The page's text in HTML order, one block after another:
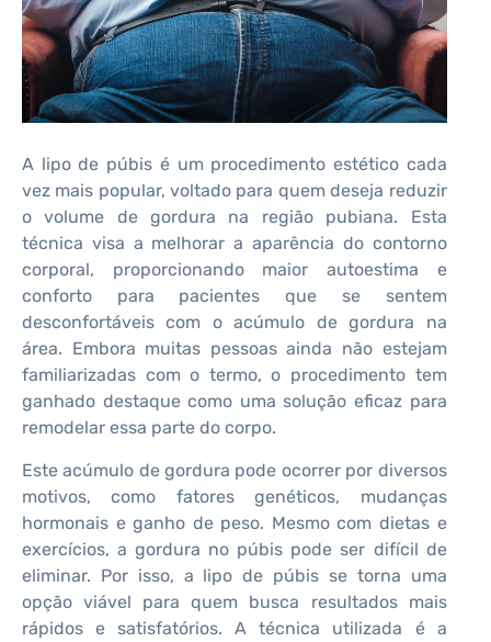
A lipo de púbis é um procedimento estético cada
vez mais popular, voltado para quem deseja reduzir
o volume de gordura na região pubiana. Esta
técnica visa a melhorar a aparência do contorno
corporal, proporcionando maior autoestima e
conforto para pacientes que se sentem
desconfortáveis com o acúmulo de gordura na
área. Embora muitas pessoas ainda não estejam
familiarizadas com o termo, o procedimento tem
ganhado destaque como uma solução eficaz para
remodelar essa parte do corpo.
Este acúmulo de gordura pode ocorrer por diversos
motivos, como fatores genéticos, mudanças
hormonais e ganho de peso. Mesmo com dietas e
exercícios, a gordura no púbis pode ser difícil de
eliminar. Por isso, a lipo de púbis se torna uma
opção viável para quem busca resultados mais
rápidos e satisfatórios. A técnica utilizada é a